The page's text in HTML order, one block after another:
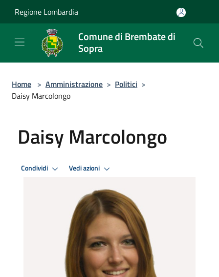
Regione Lombardia
Comune di Brembate di
Sopra
Home > Amministrazione > Politici >
Daisy Marcolongo
Daisy Marcolongo
Condividi Vedi azioni